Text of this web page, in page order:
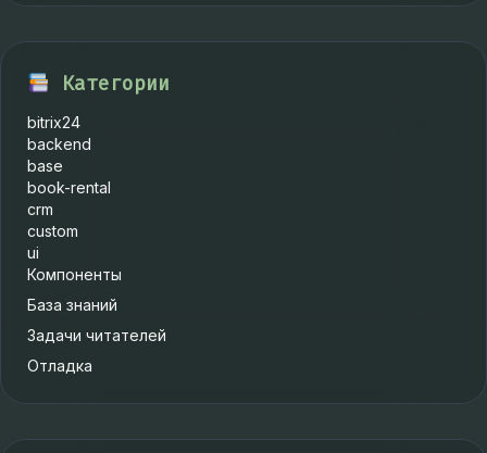
Категории
bitrix24
backend
base
book-rental
crm
custom
ui
Компоненты
База знаний
Задачи читателей
Отладка